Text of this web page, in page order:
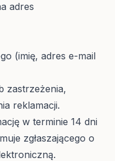
adres
(imię, adres e-mail
zastrzeżenia,
reklamacji.
w terminie 14 dni
zgłaszającego o